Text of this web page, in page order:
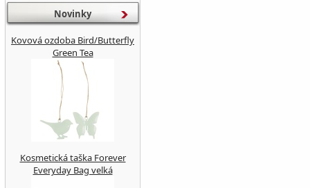
Novinky
Kovová ozdoba Bird/Butterfly
Green Tea
Kosmetická taška Forever
Everyday Bag velká